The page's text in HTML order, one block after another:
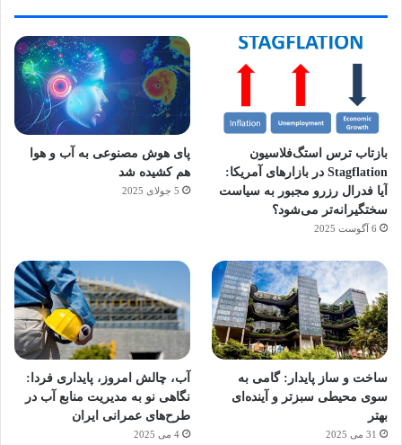
بازتاب ترس استگ‌فلاسیون
Stagflation در بازارهای آمریکا:
آیا فدرال رزرو مجبور به سیاست
سختگیرانه‌تر می‌شود؟
6 آگوست 2025
پای هوش مصنوعی به آب و هوا
هم کشیده شد
5 جولای 2025
ساخت و ساز پایدار: گامی به
سوی محیطی سبزتر و آینده‌ای
بهتر
31 می 2025
آب، چالش امروز، پایداری فردا:
نگاهی نو به مدیریت منابع آب در
طرح‌های عمرانی ایران
4 می 2025
آماده
برای
کشف
توسط
ژاکت
در
ی سفر
مجازی
…
توسط
ورزش
با
ساعت
هوشمند
عکاسی
با طعم
توسط
ژاکت
در
هدفون
های
2023
توسط
ژاکت